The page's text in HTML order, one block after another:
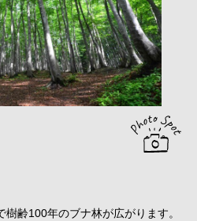
齢100年のブナ林が広がります。